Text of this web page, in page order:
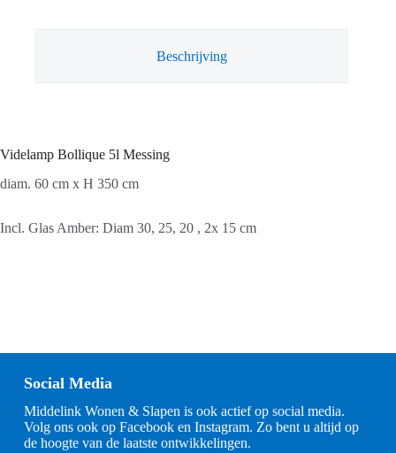
Beschrijving
Videlamp Bollique 5l Messing
diam. 60 cm x H 350 cm
Incl. Glas Amber: Diam 30, 25, 20 , 2x 15 cm
Social Media
Middelink Wonen & Slapen is ook actief op social media.
Volg ons ook op Facebook en Instagram. Zo bent u altijd op
de hoogte van de laatste ontwikkelingen.